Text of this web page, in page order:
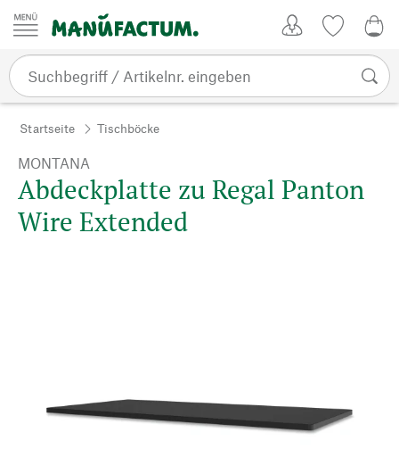
Zum Inhalt springen
Startseite Tischböcke
MONTANA
Abdeckplatte zu Regal Panton
Wire Extended